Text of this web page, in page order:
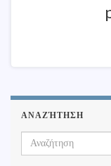
ΑΝΑΖΉΤΗΣΗ
Search for: